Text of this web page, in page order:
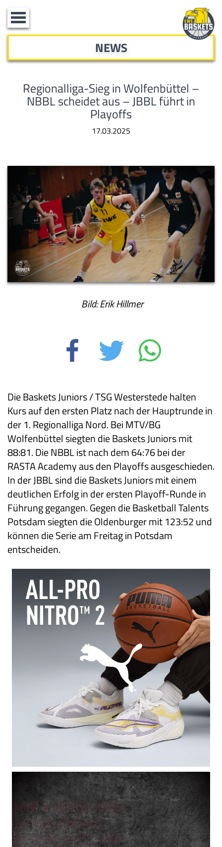
Toggle
navigation
NEWS
Regionalliga-Sieg in Wolfenbüttel –
NBBL scheidet aus – JBBL führt in
Playoffs
17.03.2025
Bild: Erik Hillmer
Die Baskets Juniors / TSG Westerstede halten
Kurs auf den ersten Platz nach der Hauptrunde in
der 1. Regionalliga Nord. Bei MTV/BG
Wolfenbüttel siegten die Baskets Juniors mit
88:81. Die NBBL ist nach dem 64:76 bei der
RASTA Academy aus den Playoffs ausgeschieden.
In der JBBL sind die Baskets Juniors mit einem
deutlichen Erfolg in der ersten Playoff-Runde in
Führung gegangen. Gegen die Basketball Talents
Potsdam siegten die Oldenburger mit 123:52 und
können die Serie am Freitag in Potsdam
entscheiden.